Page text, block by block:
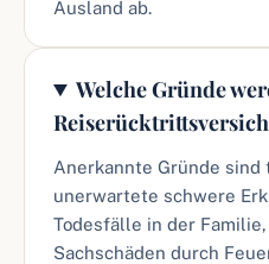
Ausland ab.
Welche Gründe
Anerkannte Gründe sind
unerwartete schwere
Todesfälle in der
Sachschäden durch